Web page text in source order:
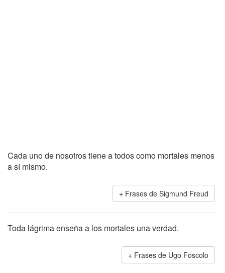
Cada uno de nosotros tiene a todos como mortales menos
a sí mismo.
Frases de Sigmund Freud
Toda lágrima enseña a los mortales una verdad.
Frases de Ugo Foscolo